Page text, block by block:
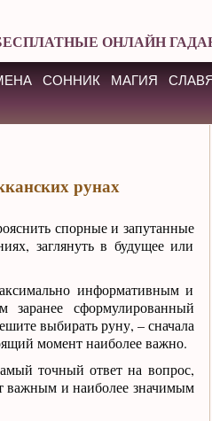
ОНЛАЙН
СОННИК МАГИЯ
рунах
спорные и запутанные
заглянуть в будущее или
информативным и
сформулированный
выбирать руну, – сначала
момент наиболее важно.
точный ответ на вопрос,
важным и наиболее значимым